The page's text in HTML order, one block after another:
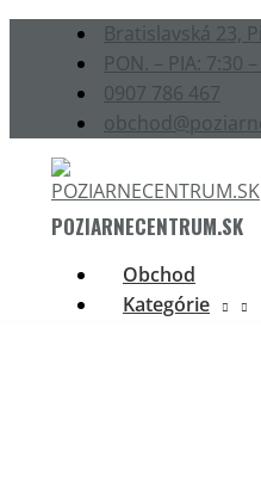
Preskočiť
Main
Menu
Bratislavská 23,
PON. – PIA: 7:30
0907 786 467
POZIARNECENTRUM.SK
Obchod
Kategórie